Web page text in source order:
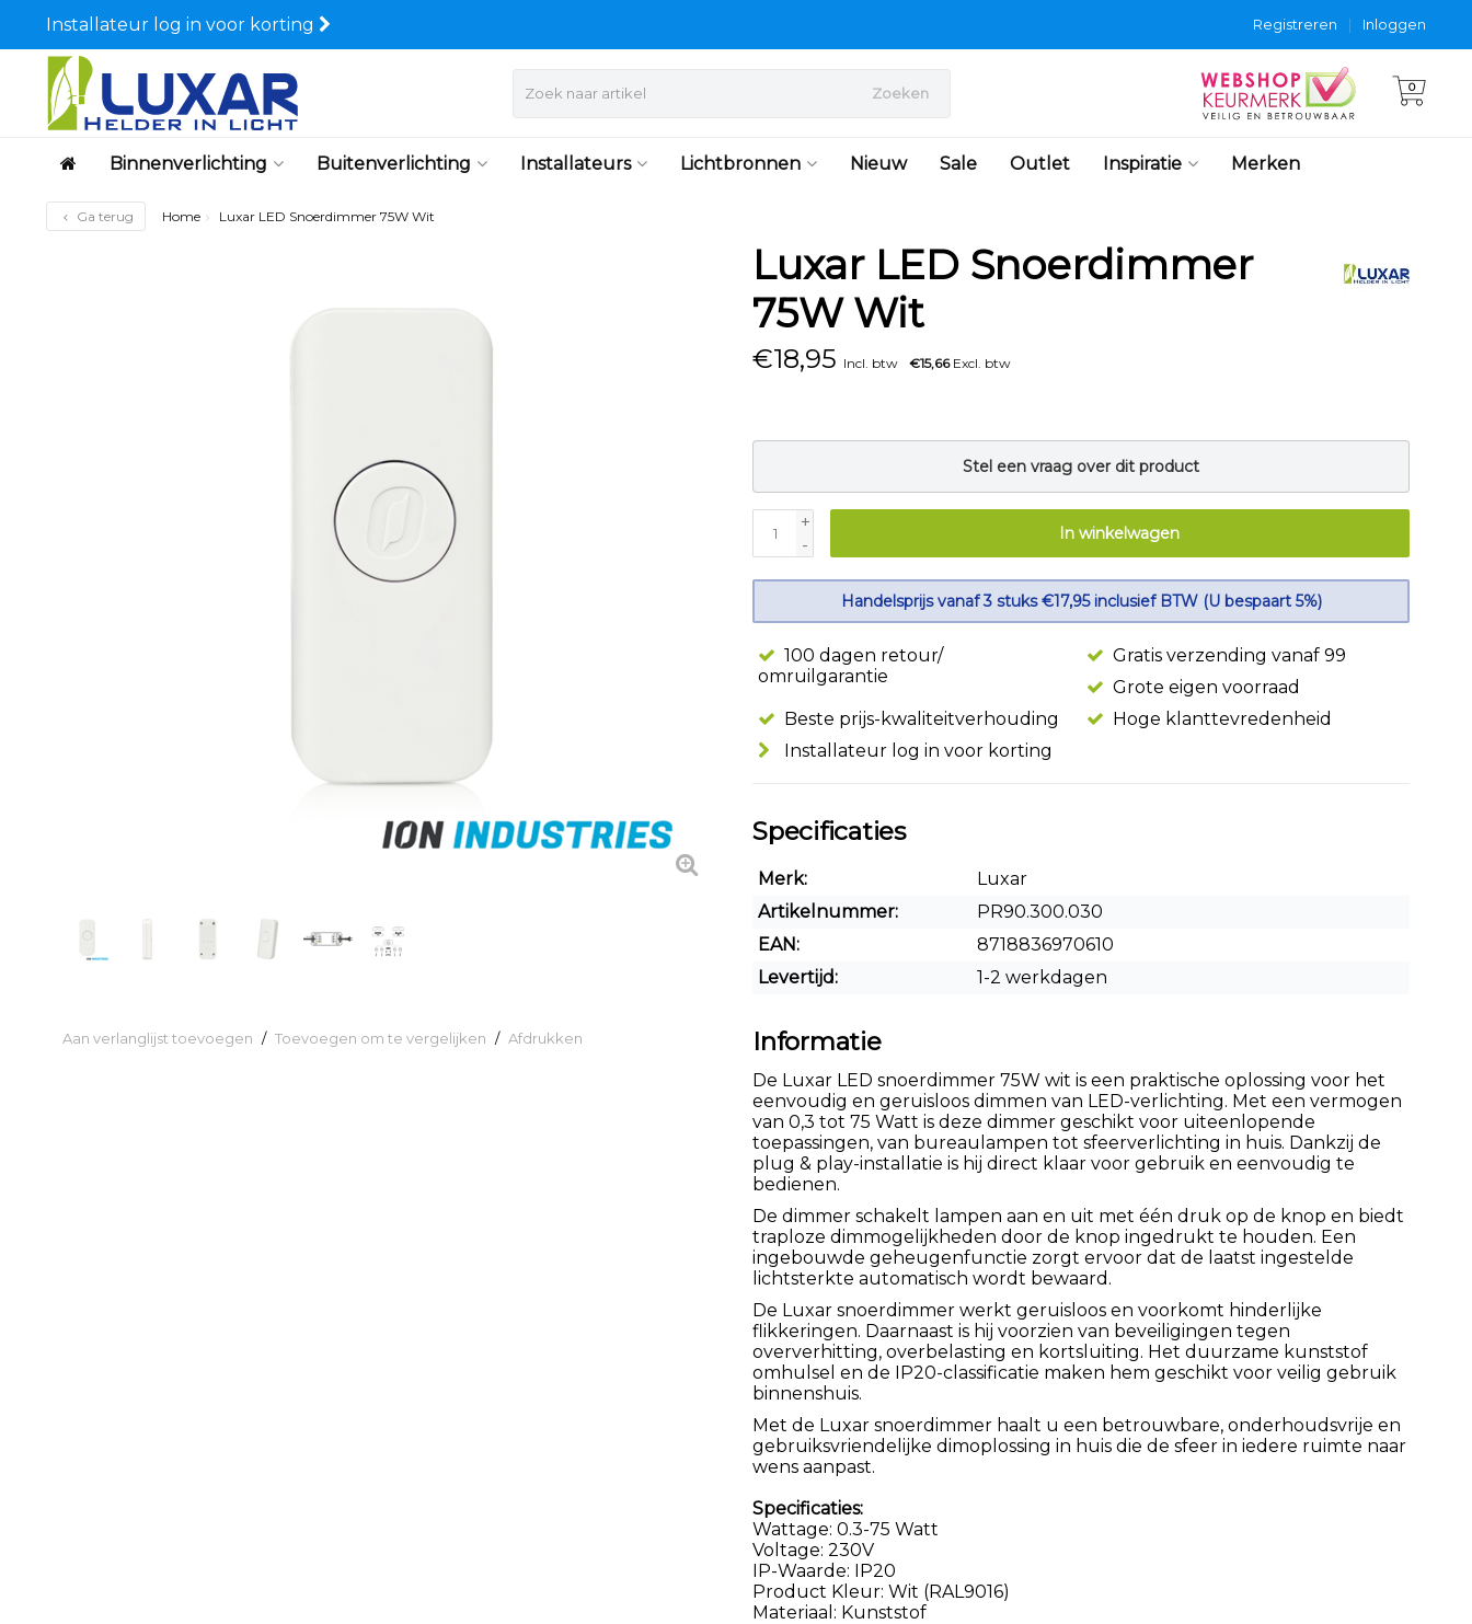
Installateur log in voor korting Inloggen
|
Registreren
Zoeken 0
Binnenverlichting Buitenverlichting Installateurs Lichtbronnen Nieuw Sale Outlet Inspiratie Merken
Ga terug Home Luxar LED Snoerdimmer 75W Wit
Aan verlanglijst toevoegen / Toevoegen om te vergelijken / Afdrukken
Luxar LED Snoerdimmer
75W Wit
€18,95 Incl. btw €15,66Excl. btw
Stel een vraag over dit product
+
-
In winkelwagen
Handelsprijs vanaf 3 stuks €17,95 inclusief BTW (U bespaart 5%)
100 dagen retour/
omruilgarantie
Gratis verzending vanaf 99
Grote eigen voorraad
Beste prijs-kwaliteitverhouding
Hoge klanttevredenheid
Installateur log in voor korting
Specificaties
Merk:
Luxar
Artikelnummer:
PR90.300.030
EAN:
8718836970610
Levertijd:
1-2 werkdagen
Informatie
De Luxar LED snoerdimmer 75W wit is een praktische oplossing voor het
eenvoudig en geruisloos dimmen van LED-verlichting. Met een vermogen
van 0,3 tot 75 Watt is deze dimmer geschikt voor uiteenlopende
toepassingen, van bureaulampen tot sfeerverlichting in huis. Dankzij de
plug & play-installatie is hij direct klaar voor gebruik en eenvoudig te
bedienen.
De dimmer schakelt lampen aan en uit met één druk op de knop en biedt
traploze dimmogelijkheden door de knop ingedrukt te houden. Een
ingebouwde geheugenfunctie zorgt ervoor dat de laatst ingestelde
lichtsterkte automatisch wordt bewaard.
De Luxar snoerdimmer werkt geruisloos en voorkomt hinderlijke
flikkeringen. Daarnaast is hij voorzien van beveiligingen tegen
oververhitting, overbelasting en kortsluiting. Het duurzame kunststof
omhulsel en de IP20-classificatie maken hem geschikt voor veilig gebruik
binnenshuis.
Met de Luxar snoerdimmer haalt u een betrouwbare, onderhoudsvrije en
gebruiksvriendelijke dimoplossing in huis die de sfeer in iedere ruimte naar
wens aanpast.
Specificaties:
Wattage: 0.3-75 Watt
Voltage: 230V
IP-Waarde: IP20
Product Kleur: Wit (RAL9016)
Materiaal: Kunststof